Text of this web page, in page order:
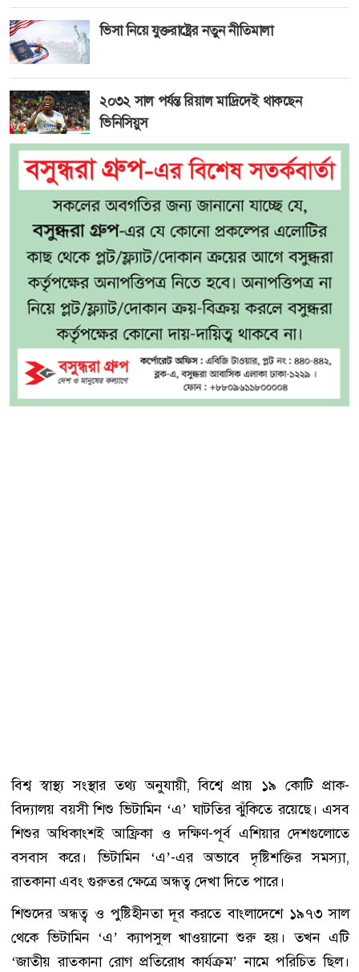
ভিসা নিয়ে যুক্তরাষ্ট্রের নতুন নীতিমালা
২০৩২ সাল পর্যন্ত রিয়াল মাদ্রিদেই থাকছেন
ভিনিসিয়ুস
বিশ্ব স্বাস্থ্য সংস্থার তথ্য অনুযায়ী, বিশ্বে প্রায় ১৯ কোটি প্রাক-
বিদ্যালয় বয়সী শিশু ভিটামিন ‘এ’ ঘাটতির ঝুঁকিতে রয়েছে। এসব
শিশুর অধিকাংশই আফ্রিকা ও দক্ষিণ-পূর্ব এশিয়ার দেশগুলোতে
বসবাস করে। ভিটামিন ‘এ’-এর অভাবে দৃষ্টিশক্তির সমস্যা,
রাতকানা এবং গুরুতর ক্ষেত্রে অন্ধত্ব দেখা দিতে পারে।
শিশুদের অন্ধত্ব ও পুষ্টিহীনতা দূর করতে বাংলাদেশে ১৯৭৩ সাল
থেকে ভিটামিন ‘এ’ ক্যাপসুল খাওয়ানো শুরু হয়। তখন এটি
‘জাতীয় রাতকানা রোগ প্রতিরোধ কার্যক্রম’ নামে পরিচিত ছিল।